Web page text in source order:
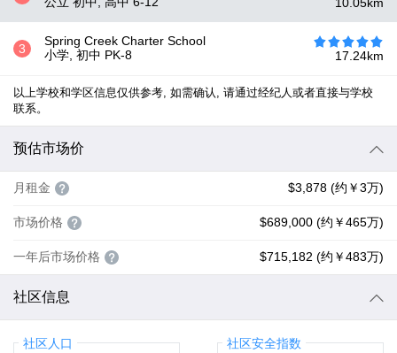
3
Spring Creek Charter School
小学, 初中 PK-8 17.24km
以上学校和学区信息仅供参考, 如需确认, 请通过经纪人或者直接与学校
联系。
预估市场价
月租金 $3,878 (约￥3万)
市场价格 $689,000 (约￥465万)
一年后市场价格 $715,182 (约￥483万)
社区信息
社区人口 社区安全指数